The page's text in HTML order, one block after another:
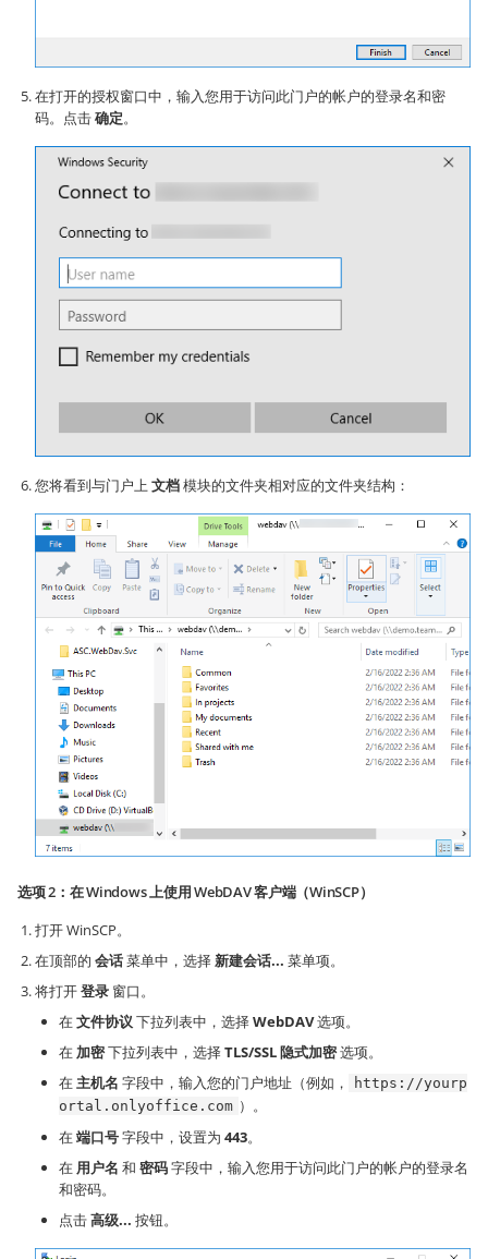
在打开的授权窗口中，输入您用于访问此门户的帐户的登录名和密
码。点击确定。
您将看到与门户上文档模块的文件夹相对应的文件夹结构：
选项 2：在 Windows 上使用 WebDAV 客户端（WinSCP）
打开 WinSCP。
在顶部的 会话菜单中，选择新建会话... 菜单项。
将打开登录 窗口。
在文件协议 下拉列表中，选择WebDAV选项。
在加密下拉列表中，选择TLS/SSL 隐式加密选项。
在主机名 字段中，输入您的门户地址（例如，
https://yourp
ortal.onlyoffice.com ）。
在端口号字段中，设置为 443。
在 用户名 和 密码字段中，输入您用于访问此门户的帐户的登录名
和密码。
点击高级... 按钮。